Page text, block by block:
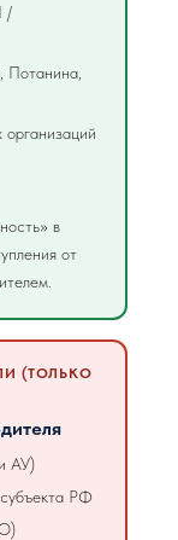
/
Потанина,
в
от
(ТОЛЬКО
АУ)
РФ